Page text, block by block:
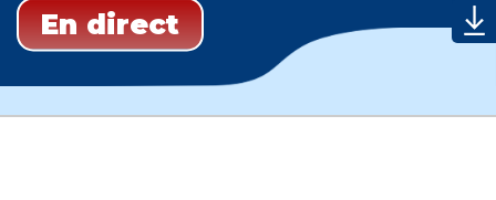
En direct